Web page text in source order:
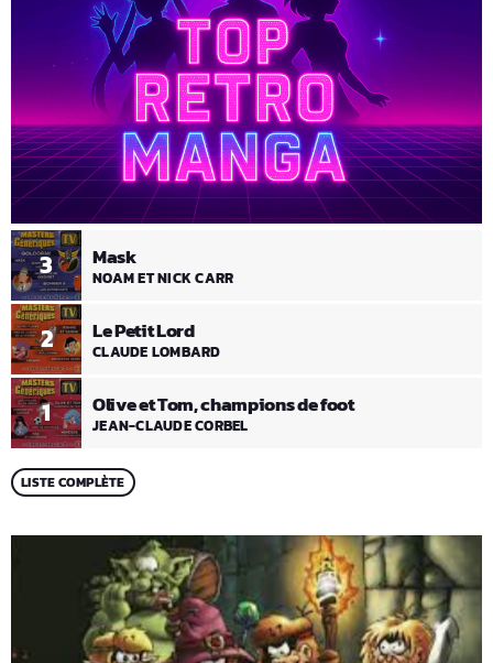
1 Olive et Tom, champions de foot
JEAN-CLAUDE CORBEL
2 Le Petit Lord
CLAUDE LOMBARD
3 Mask
NOAM ET NICK CARR
LISTE COMPLÈTE